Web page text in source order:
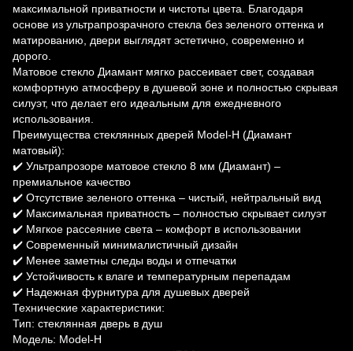
максимальной приватности и чистоты цвета. Благодаря
основе из ультрапрозрачного стекла без зеленого оттенка и
матированию, двери выглядят эстетично, современно и
дорого.
Матовое стекло Диамант мягко рассеивает свет, создавая
комфортную атмосферу в душевой зоне и полностью скрывая
силуэт, что делает его идеальным для ежедневного
использования.
Преимущества стеклянных дверей Model-H (Диамант
матовый):
✔️ Ультрапрозоре матовое стекло 8 мм (Диамант) –
премиальное качество
✔️ Отсутствие зеленого оттенка – чистый, нейтральный вид
✔️ Максимальная приватность – полностью скрывает силуэт
✔️ Мягкое рассеяние света – комфорт в использовании
✔️ Современный минималистичный дизайн
✔️ Менее заметны следы воды и отпечатки
✔️ Устойчивость к влаге и температурным перепадам
✔️ Надежная фурнитура для душевых дверей
Технические характеристики:
Тип: стеклянная дверь в душ
Модель: Model-H